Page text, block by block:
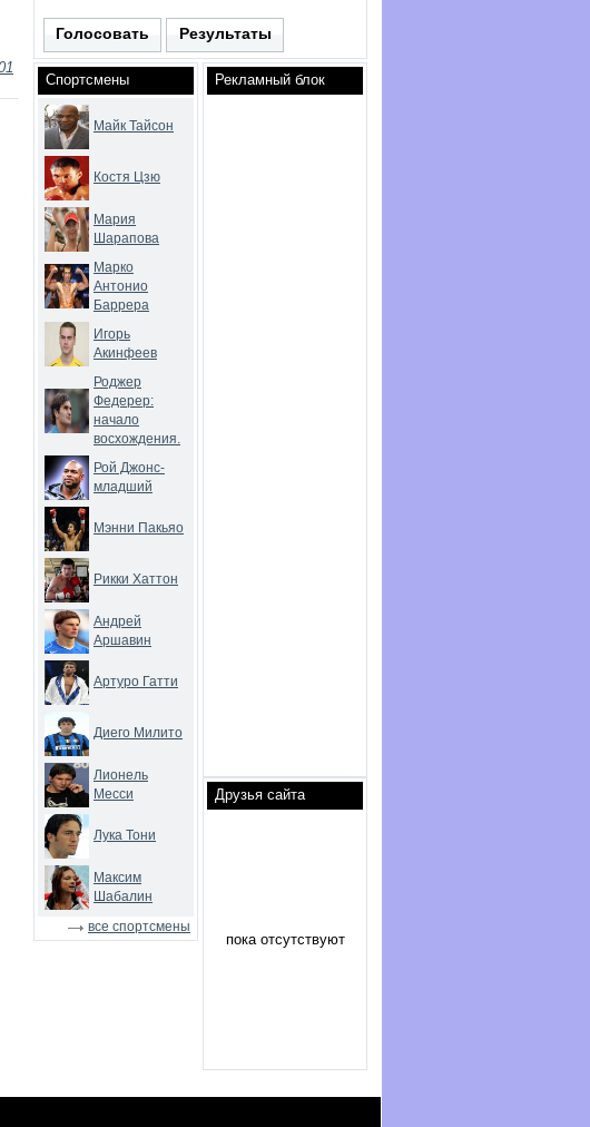
Голосовать Результаты
Спортсмены
Майк Тайсон
Костя Цзю
Мария
Шарапова
Марко
Антонио
Баррера
Игорь
Акинфеев
Роджер
Федерер:
начало
восхождения.
Рой Джонс-
младший
Мэнни Пакьяо
Рикки Хаттон
Андрей
Аршавин
Артуро Гатти
Диего Милито
Лионель
Месси
Лука Тони
Максим
Шабалин
все спортсмены
Рекламный блок
Друзья сайта
пока отсутствуют